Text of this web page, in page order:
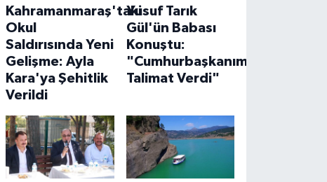
Kahramanmaraş'taki
Okul
Saldırısında Yeni
Gelişme: Ayla
Kara'ya Şehitlik
Verildi
Yusuf Tarık
Gül'ün Babası
Konuştu:
"Cumhurbaşkanımız
Talimat Verdi"